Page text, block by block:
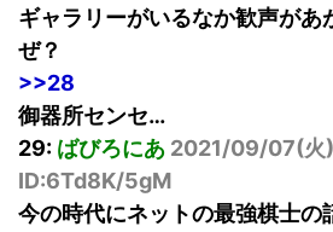
ギャラリーがいるなか歓声があ
ぜ？
>>28
御器所センセ…
29: ばびろにあ 2021/09/07(火
ID:6Td8K/5gM
今の時代にネットの最強棋士の